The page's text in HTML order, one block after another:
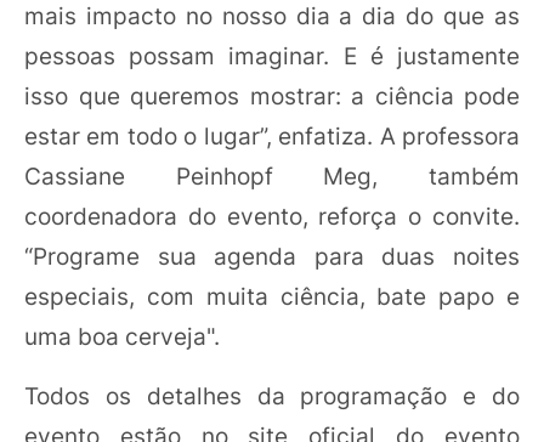
mais impacto no nosso dia a dia do que as
pessoas possam imaginar. E é justamente
isso que queremos mostrar: a ciência pode
estar em todo o lugar”, enfatiza. A professora
Cassiane Peinhopf Meg, também
coordenadora do evento, reforça o convite.
“Programe sua agenda para duas noites
especiais, com muita ciência, bate papo e
uma boa cerveja".
Todos os detalhes da programação e do
evento estão no site oficial do evento